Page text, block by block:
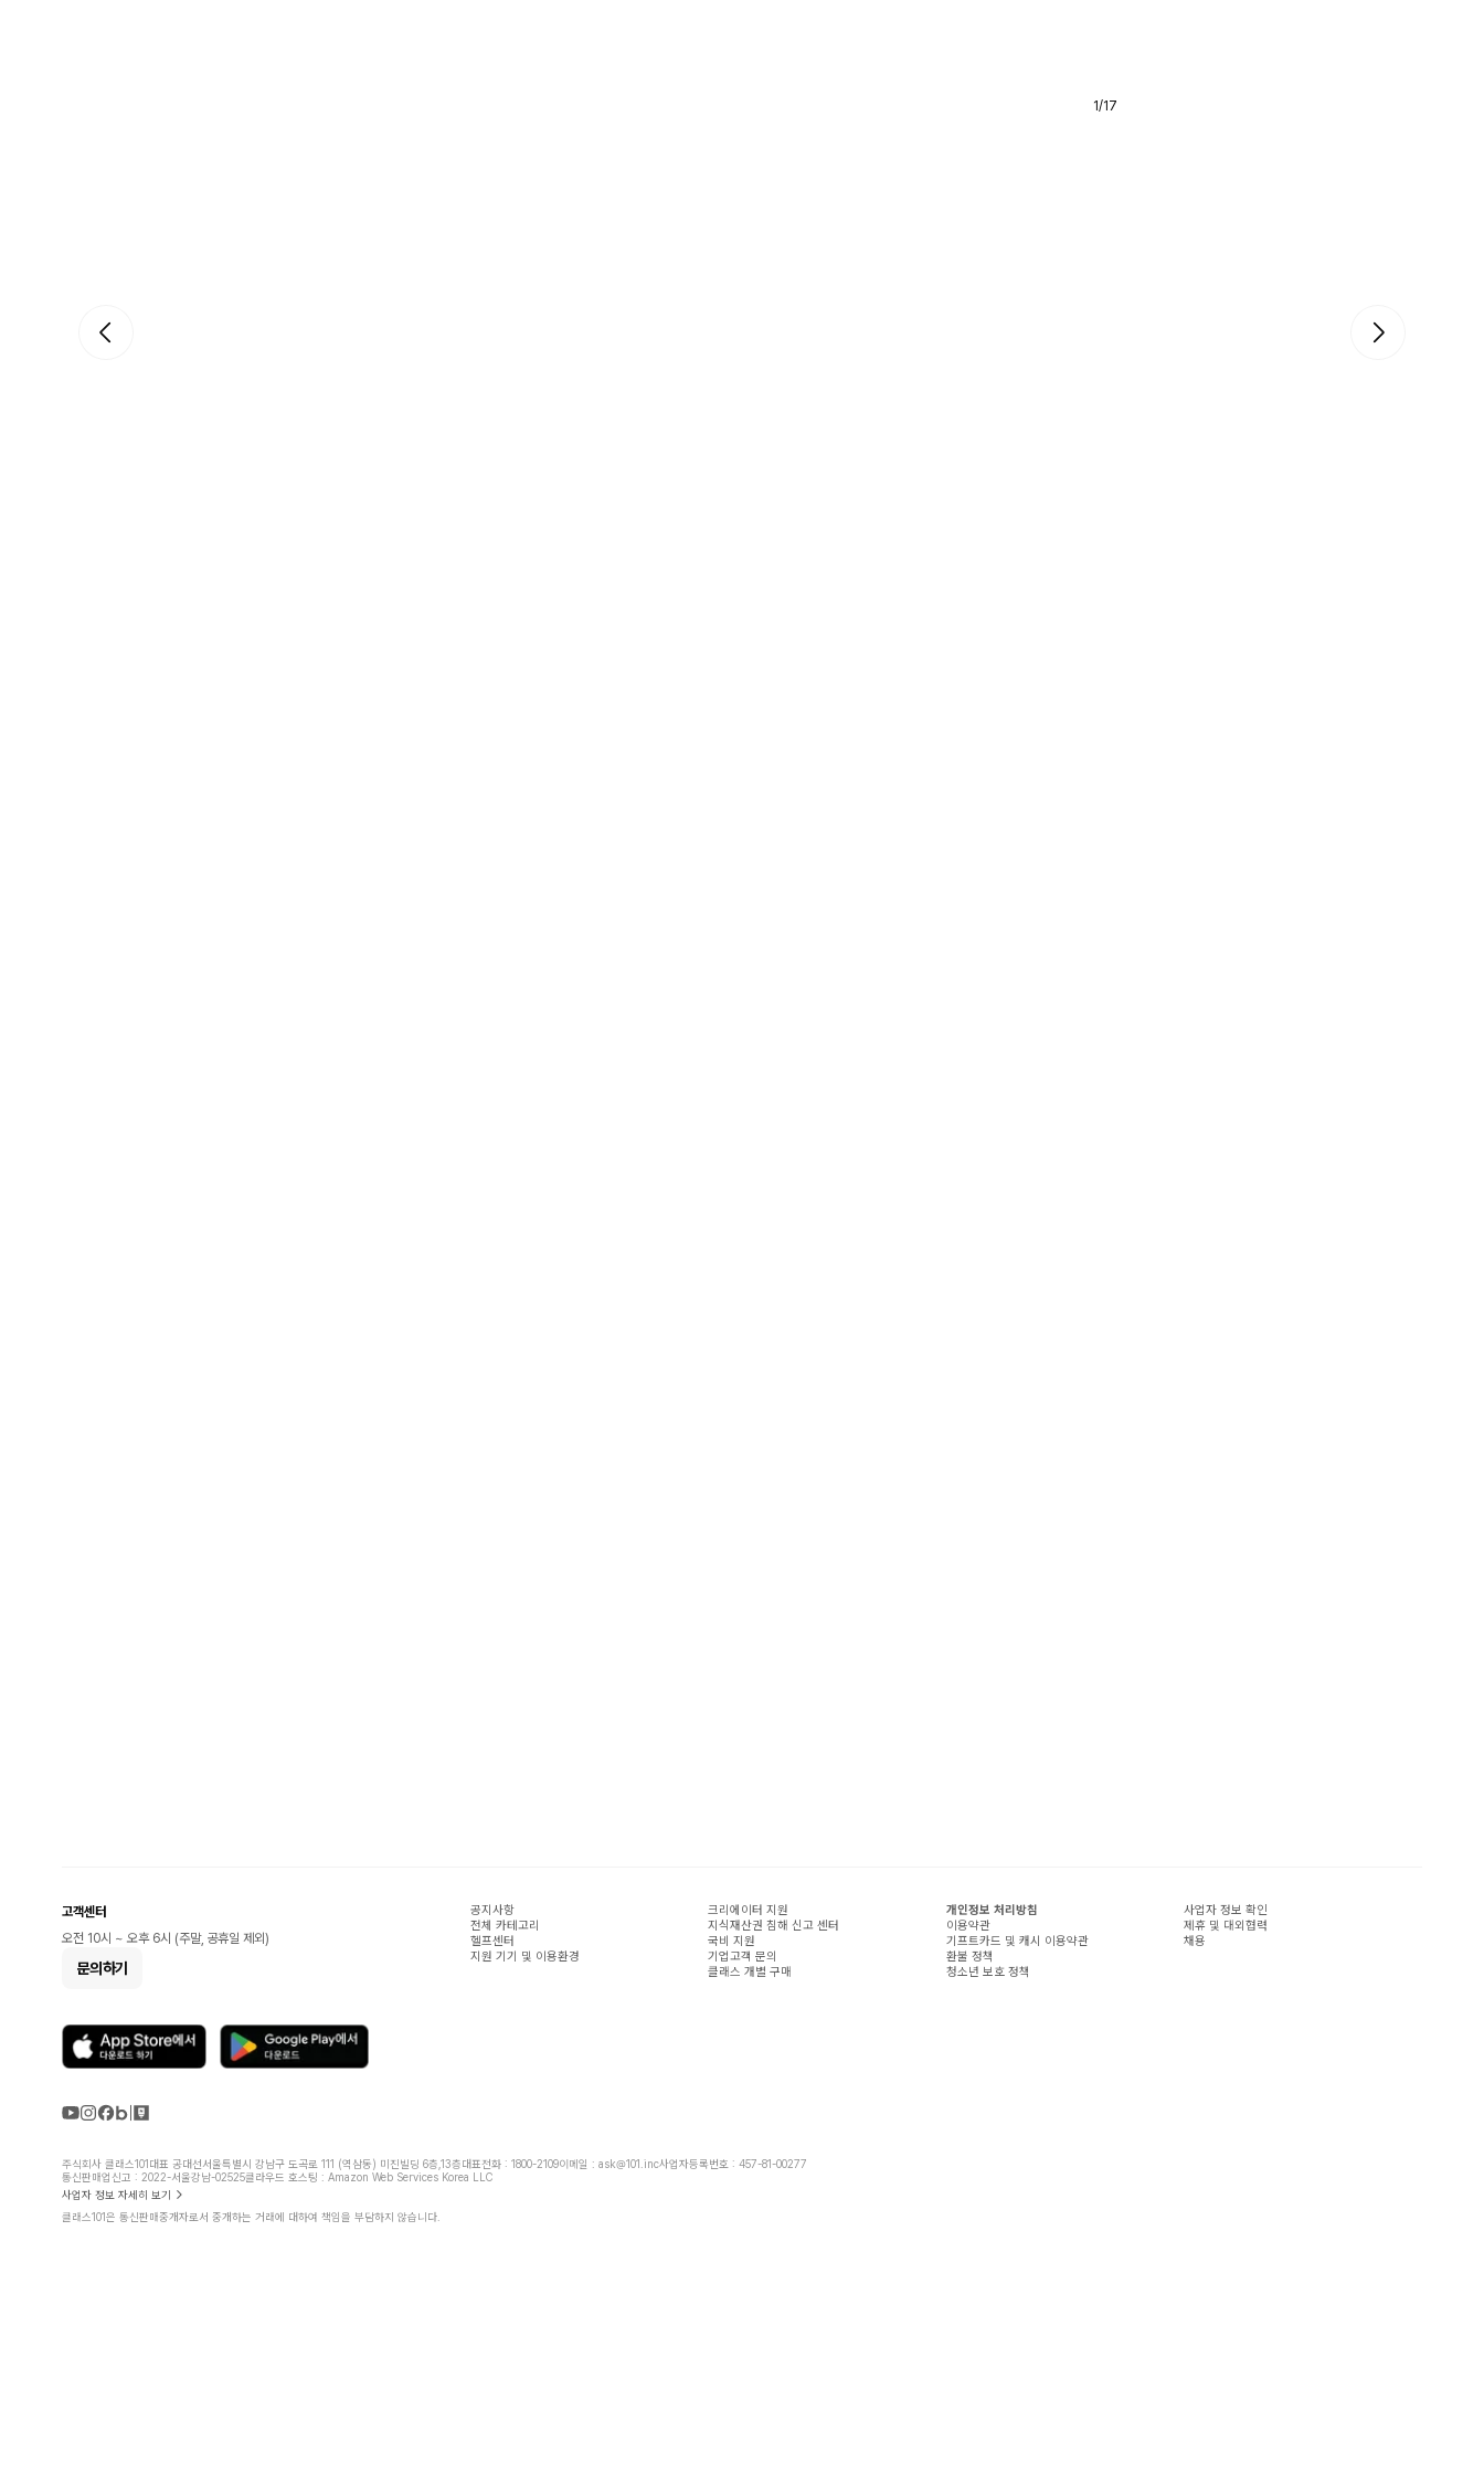
1/17
고객센터
오전 10시 ~ 오후 6시 (주말, 공휴일 제외)
문의하기
공지사항
전체 카테고리
헬프센터
지원 기기 및 이용환경
크리에이터 지원
지식재산권 침해 신고 센터
국비 지원
기업고객 문의
클래스 개별 구매
개인정보 처리방침
이용약관
기프트카드 및 캐시 이용약관
환불 정책
청소년 보호 정책
사업자 정보 확인
제휴 및 대외협력
채용
주식회사 클래스101대표 공대선서울특별시 강남구 도곡로 111 (역삼동) 미진빌딩 6층,13층대표전화 : 1800-2109이메일 : ask@101.inc사업자등록번호 : 457-81-00277
통신판매업신고 : 2022-서울강남-02525클라우드 호스팅 : Amazon Web Services Korea LLC
사업자 정보 자세히 보기
클래스101은 통신판매중개자로서 중개하는 거래에 대하여 책임을 부담하지 않습니다.